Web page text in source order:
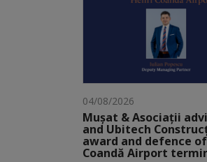
04/08/2026
Mușat & Asociații
and Ubitech
award and defence
Coandă Airport